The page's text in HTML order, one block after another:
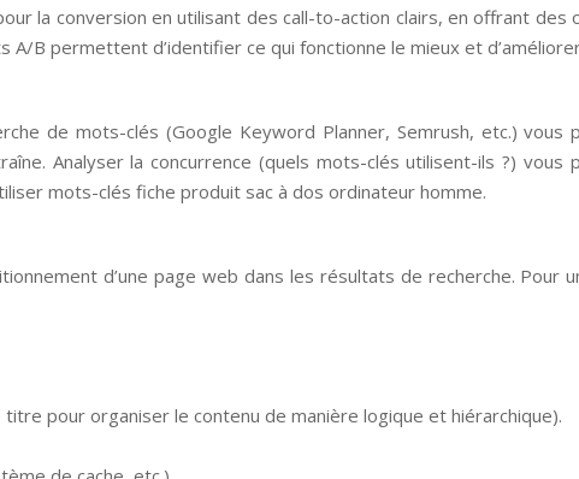
la conversion en utilisant des call-to-action clairs, en offrant des
B permettent d’identifier ce qui fonctionne le mieux et
de mots-clés (Google Keyword Planner, Semrush, etc.) vous
Analyser la concurrence (quels mots-clés utilisent-ils ?) vous
mots-clés fiche produit sac à dos ordinateur homme.
d’une page web dans les résultats de recherche. Pour
pour organiser le contenu de manière logique et hiérarchique).